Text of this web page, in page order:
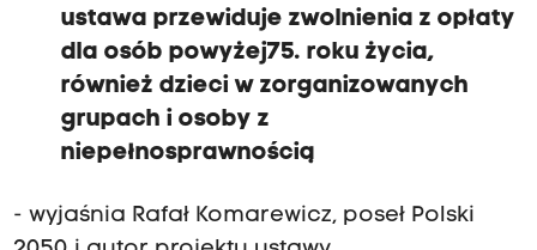
ustawa przewiduje zwolnienia z opłaty
dla osób powyżej75. roku życia,
również dzieci w zorganizowanych
grupach i osoby z
niepełnosprawnością
- wyjaśnia Rafał Komarewicz, poseł Polski